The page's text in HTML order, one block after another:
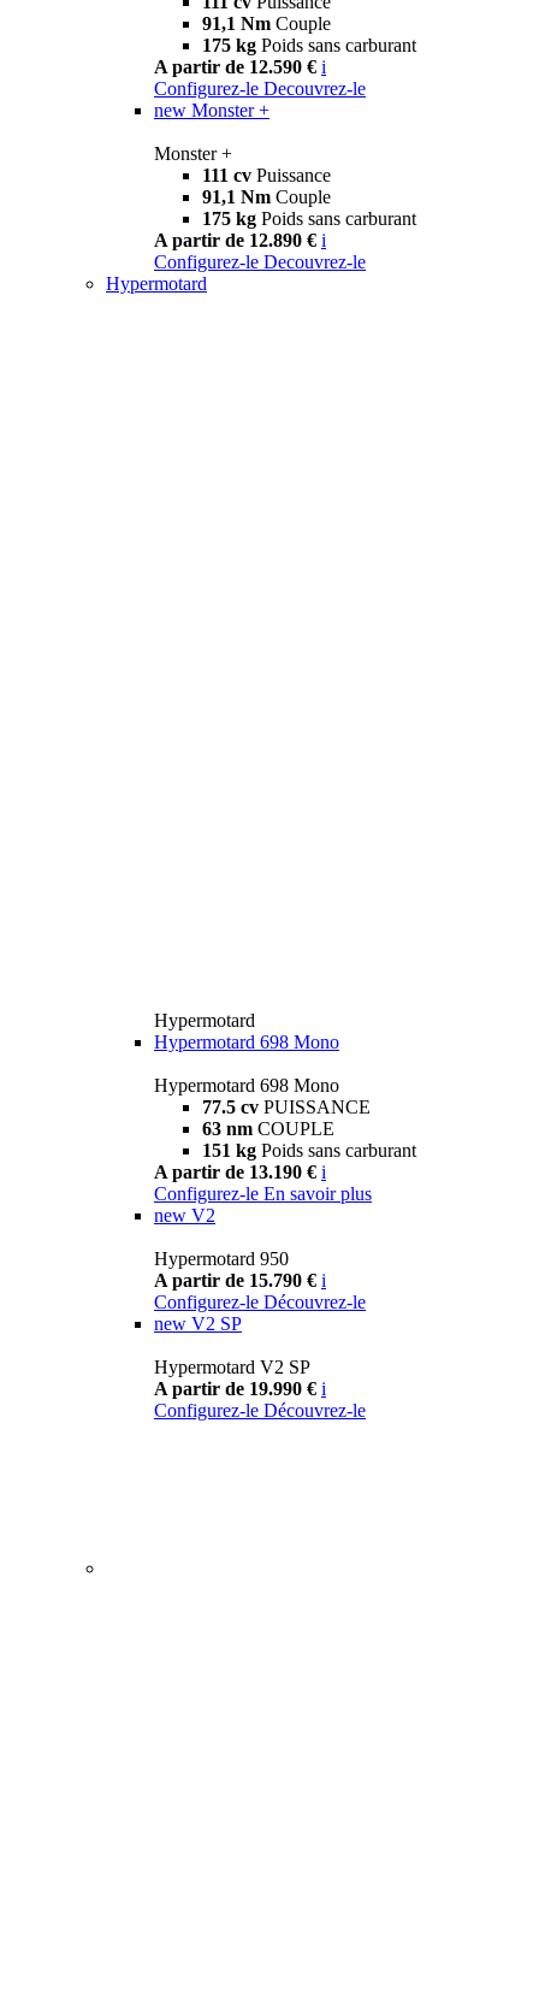
91,1 Nm Couple
175 kg Poids sans carburant
A partir de 12.590 € i
Configurez-le Decouvrez-le
new Monster +
Monster +
111 cv Puissance
91,1 Nm Couple
175 kg Poids sans carburant
A partir de 12.890 € i
Configurez-le Decouvrez-le
Hypermotard
Hypermotard
Hypermotard 698 Mono
Hypermotard 698 Mono
77.5 cv PUISSANCE
63 nm COUPLE
151 kg Poids sans carburant
A partir de 13.190 € i
Configurez-le En savoir plus
new V2
Hypermotard 950
A partir de 15.790 € i
Configurez-le Découvrez-le
new V2 SP
Hypermotard V2 SP
A partir de 19.990 € i
Configurez-le Découvrez-le